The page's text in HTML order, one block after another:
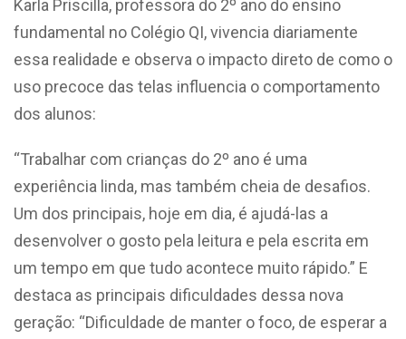
Karla Priscilla, professora do 2º ano do ensino
fundamental no Colégio QI, vivencia diariamente
essa realidade e observa o impacto direto de como o
uso precoce das telas influencia o comportamento
dos alunos:
“Trabalhar com crianças do 2º ano é uma
experiência linda, mas também cheia de desafios.
Um dos principais, hoje em dia, é ajudá-las a
desenvolver o gosto pela leitura e pela escrita em
um tempo em que tudo acontece muito rápido.” E
destaca as principais dificuldades dessa nova
geração: “Dificuldade de manter o foco, de esperar a